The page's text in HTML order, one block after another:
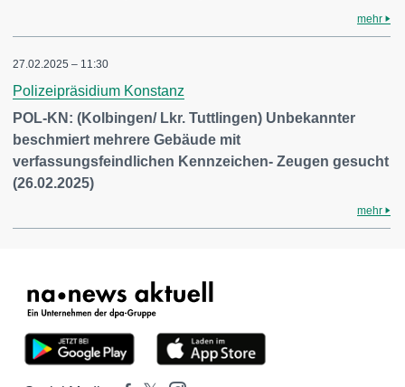
mehr
27.02.2025 – 11:30
Polizeipräsidium Konstanz
POL-KN: (Kolbingen/ Lkr. Tuttlingen) Unbekannter
beschmiert mehrere Gebäude mit
verfassungsfeindlichen Kennzeichen- Zeugen gesucht
(26.02.2025)
mehr